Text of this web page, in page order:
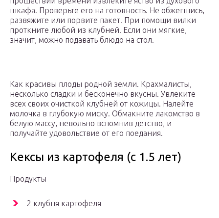
шкафа. Проверьте его на готовность. Не обжегшись,
развяжите или порвите пакет. При помощи вилки
проткните любой из клубней. Если они мягкие,
значит, можно подавать блюдо на стол.
Как красивы плоды родной земли. Крахмалисты,
несколько сладки и бесконечно вкусны. Увлеките
всех своих очисткой клубней от кожицы. Налейте
молочка в глубокую миску. Обмакните лакомство в
белую массу, невольно вспомнив детство, и
получайте удовольствие от его поедания.
Кексы из картофеля (с 1.5 лет)
Продукты
2 клубня картофеля